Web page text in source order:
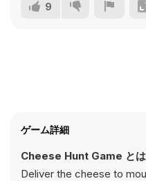
9
ゲーム詳細
Cheese Hunt Game とは
Deliver the cheese to